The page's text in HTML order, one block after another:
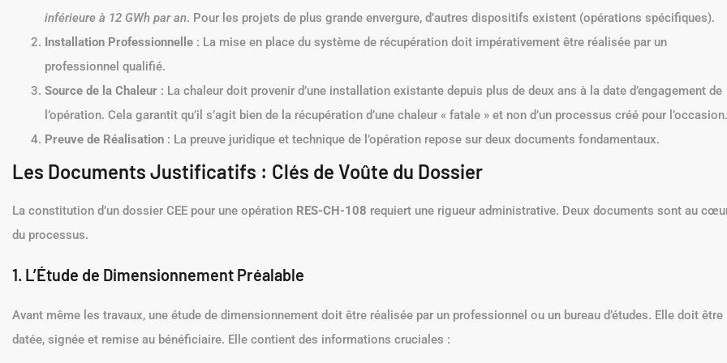
inférieure à 12 GWh par an. Pour les projets de plus grande envergure, d’autres dispositifs existent (opérations spécifiques).
Installation Professionnelle : La mise en place du système de récupération doit impérativement être réalisée par un
professionnel qualifié.
Source de la Chaleur : La chaleur doit provenir d’une installation existante depuis plus de deux ans à la date d’engagement de
l’opération. Cela garantit qu’il s’agit bien de la récupération d’une chaleur « fatale » et non d’un processus créé pour l’occasion.
Preuve de Réalisation : La preuve juridique et technique de l’opération repose sur deux documents fondamentaux.
Les Documents Justificatifs : Clés de Voûte du Dossier
La constitution d’un dossier CEE pour une opération RES-CH-108 requiert une rigueur administrative. Deux documents sont au
du processus.
1. L’Étude de Dimensionnement Préalable
Avant même les travaux, une étude de dimensionnement doit être réalisée par un professionnel ou un bureau d’études. Elle doit être
datée, signée et remise au bénéficiaire. Elle contient des informations cruciales :